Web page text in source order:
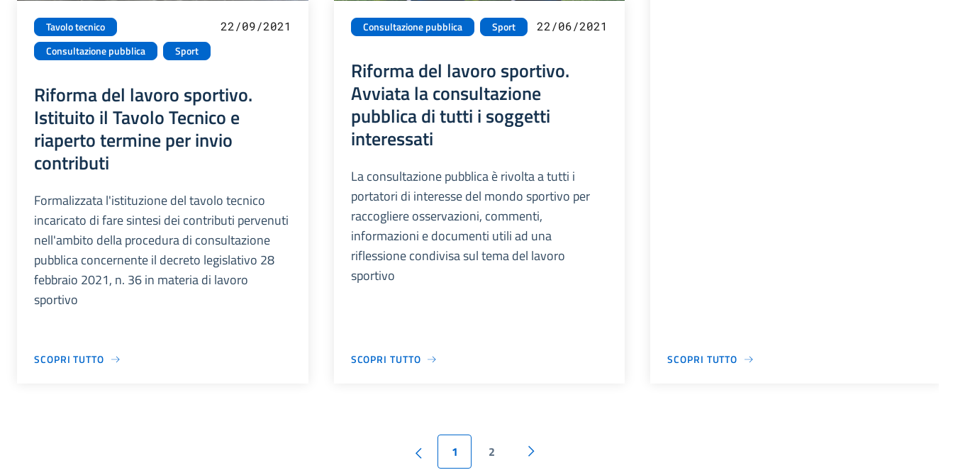
Tavolo tecnico
Consultazione pubblica
Sport
22/09/2021
Riforma del lavoro sportivo.
Istituito il Tavolo Tecnico e
riaperto termine per invio
contributi
Formalizzata l'istituzione del tavolo tecnico
incaricato di fare sintesi dei contributi pervenuti
nell'ambito della procedura di consultazione
pubblica concernente il decreto legislativo 28
febbraio 2021, n. 36 in materia di lavoro
sportivo
SCOPRI TUTTO
Consultazione pubblica Sport 22/06/2021
Riforma del lavoro sportivo.
Avviata la consultazione
pubblica di tutti i soggetti
interessati
La consultazione pubblica è rivolta a tutti i
portatori di interesse del mondo sportivo per
raccogliere osservazioni, commenti,
informazioni e documenti utili ad una
riflessione condivisa sul tema del lavoro
sportivo
SCOPRI TUTTO SCOPRI TUTTO
1 2